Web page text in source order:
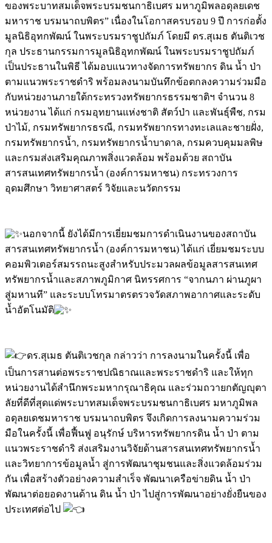
ของพระบาทสมเด็จพระบรมชนกาธิเบศร มหาภูมิพลอดุลยเดช
มหาราช บรมนาถบพิตร” เนื่องในโอกาสครบรอบ 9 ปี การก่อตั้ง
มูลนิธิอุทกพัฒน์ ในพระบรมราชูปถัมภ์ โดยมี ดร.สุเมธ ตันติเวช
กุล ประธานกรรมการมูลนิธิอุทกพัฒน์ ในพระบรมราชูปถัมภ์
เป็นประธานในพิธี ได้มอบแนวทางจัดการทรัพยากร ดิน น้ำ ป่า
ตามแนวพระราชดำริ พร้อมลงนามบันทึกข้อตกลงความร่วมมือ
กับหน่วยงานภายใต้กระทรวงทรัพยากรธรรมชาติฯ จำนวน 8
หน่วยงาน ได้แก่ กรมอุทยานแห่งชาติ สัตว์ป่า และพันธุ์พืช, กรม
ป่าไม้, กรมทรัพยากรธรณี, กรมทรัพยากรทางทะเลและชายฝั่ง,
กรมทรัพยากรน้ำ, กรมทรัพยากรน้ำบาดาล, กรมควบคุมมลพิษ
และกรมส่งเสริมคุณภาพสิ่งแวดล้อม พร้อมด้วย สถาบัน
สารสนเทศทรัพยากรน้ำ (องค์การมหาชน) กระทรวงการ
อุดมศึกษา วิทยาศาสตร์ วิจัยและนวัตกรรม
นอกจากนี้ ยังได้มีการเยี่ยมชมการดำเนินงานของสถาบัน
สารสนเทศทรัพยากรน้ำ (องค์การมหาชน) ได้แก่ เยี่ยมชมระบบ
คอมพิวเตอร์สมรรถนะสูงสำหรับประมวลผลข้อมูลสารสนเทศ
ทรัพยากรน้ำและสภาพภูมิกาศ นิทรรศการ “จากนภา ผ่านภูผา
สู่มหานที” และระบบโทรมาตรตรวจวัดสภาพอากาศและระดับ
น้ำอัตโนมัติ
ดร.สุเมธ ตันติเวชกุล กล่าวว่า การลงนามในครั้งนี้ เพื่อ
เป็นการสานต่อพระราชปณิธาณและพระราชดำริ และให้ทุก
หน่วยงานได้สำนึกพระมหากรุณาธิคุณ และร่วมถวายกตัญญุตา
ลัยที่ดีที่สุดแด่พระบาทสมเด็จพระบรมชนกาธิเบศร มหาภูมิพล
อดุลยเดชมหาราช บรมนาถบพิตร จึงเกิดการลงนามความร่วม
มือในครั้งนี้ เพื่อฟื้นฟู อนุรักษ์ บริหารทรัพยากรดิน น้ำ ป่า ตาม
แนวพระราชดำริ ส่งเสริมงานวิจัยด้านสารสนเทศทรัพยากรน้ำ
และวิทยาการข้อมูลน้ำ สู่การพัฒนาชุมชนและสิ่งแวดล้อมร่วม
กัน เพื่อสร้างตัวอย่างความสำเร็จ พัฒนาเครือข่ายดิน น้ำ ป่า
พัฒนาต่อยอดงานด้าน ดิน น้ำ ป่า ไปสู่การพัฒนาอย่างยั่งยืนของ
ประเทศต่อไป